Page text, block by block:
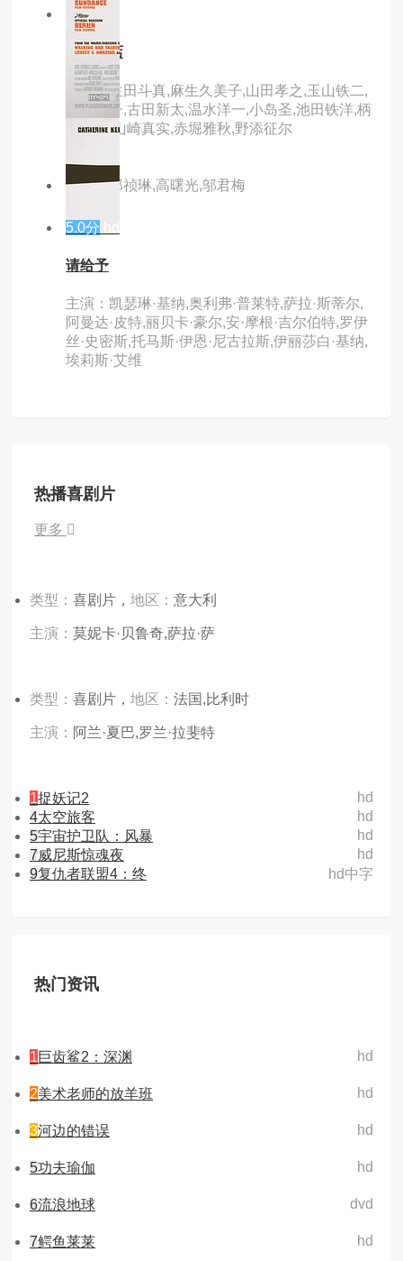
6.0分
海边旅店
主演：生田斗真,麻生久美子,山田孝之,玉山铁二,
成海璃子,古田新太,温水洋一,小岛圣,池田铁洋,柄
本时生,山崎真实,赤堀雅秋,野添征尔
主演：邬祯琳,高曙光,邬君梅
5.0分
请给予
主演：凯瑟琳·基纳,奥利弗·普莱特,萨拉·斯蒂尔,
阿曼达·皮特,丽贝卡·豪尔,安·摩根·吉尔伯特,罗伊
丝·史密斯,托马斯·伊恩·尼古拉斯,伊丽莎白·基纳,
埃莉斯·艾维
热播喜剧片
更多
类型： 喜剧片， 地区： 意大利
主演： 莫妮卡·贝鲁奇,萨拉·萨
类型： 喜剧片， 地区： 法国,比利时
主演： 阿兰·夏巴,罗兰·拉斐特
hd
1捉妖记2
hd
4太空旅客
hd
5宇宙护卫队：风暴
hd
7威尼斯惊魂夜
hd中字
9复仇者联盟4：终
热门资讯
hd
1巨齿鲨2：深渊
hd
2美术老师的放羊班
hd
3河边的错误
hd
5功夫瑜伽
dvd
6流浪地球
hd
7鳄鱼莱莱